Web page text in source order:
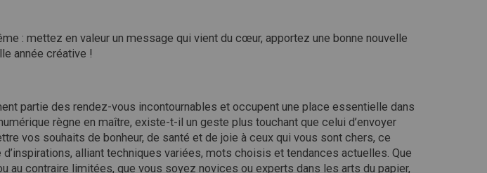
: mettez en valeur un message qui vient du cœur, apportez une bonne nouvelle
année créative !
partie des rendez-vous incontournables et occupent une place essentielle dans
règne en maître, existe-t-il un geste plus touchant que celui d’envoyer
vos souhaits de bonheur, de santé et de joie à ceux qui vous sont chers, ce
alliant techniques variées, mots choisis et tendances actuelles. Que
contraire limitées, que vous soyez novices ou experts dans les arts du papier,